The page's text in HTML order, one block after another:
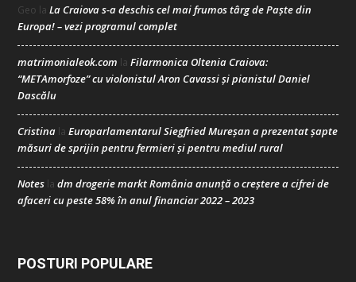
Geo la La Craiova s-a deschis cel mai frumos târg de Paște din
Europa! – vezi programul complet
matrimonialeok.com la Filarmonica Oltenia Craiova:
“METAmorfoze” cu violonistul Aron Cavassi și pianistul Daniel
Dascălu
Cristina la Europarlamentarul Siegfried Mureșan a prezentat șapte
măsuri de sprijin pentru fermieri și pentru mediul rural
Notes la dm drogerie markt România anunță o creștere a cifrei de
afaceri cu peste 58% în anul financiar 2022 – 2023
POSTURI POPULARE